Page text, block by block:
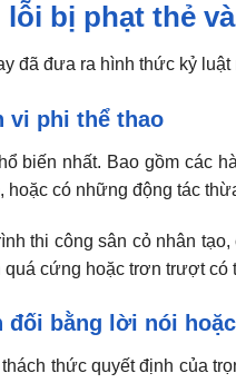
lỗi bị phạt thẻ
đã đưa ra hình thức kỷ
vi phi thể thao
biến nhất. Bao gồm các
hoặc có những động tác
thi công sân cỏ nhân
quá cứng hoặc trơn trượt
đối bằng lời nói
thức quyết định của